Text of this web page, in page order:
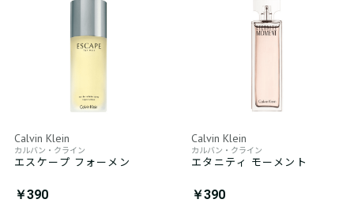
Calvin Klein
カルバン・クライン
エスケープ フォーメン
￥390
Calvin Klein
カルバン・クライン
エタニティ モーメント
￥390